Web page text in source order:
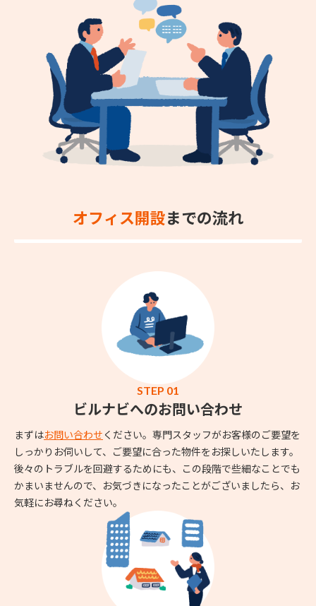
オフィス開設までの流れ
STEP 01
ビルナビへのお問い合わせ
まずはお問い合わせ ください。専門スタッフがお客様のご要望を
しっかりお伺いして、ご要望に合った物件をお探しいたします。
後々のトラブルを回避するためにも、この段階で些細なことでも
かまいませんので、お気づきになったことがございましたら、お
気軽にお尋ねください。